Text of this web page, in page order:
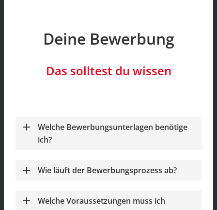
Deine Bewerbung
Das solltest du wissen
Welche Bewerbungsunterlagen benötige
ich?
Wie läuft der Bewerbungsprozess ab?
Welche Voraussetzungen muss ich